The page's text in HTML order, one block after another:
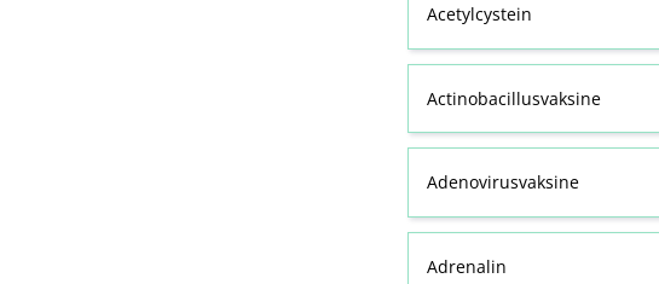
Acetylcystein
Actinobacillusvaksine
Adenovirusvaksine
Adrenalin